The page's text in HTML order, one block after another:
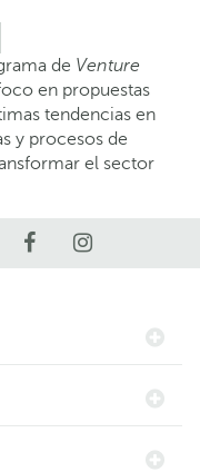
de Venture
en propuestas
tendencias en
y procesos de
el sector